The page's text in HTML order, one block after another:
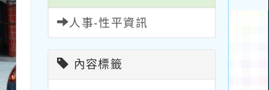
人事-性平資訊
內容標籤